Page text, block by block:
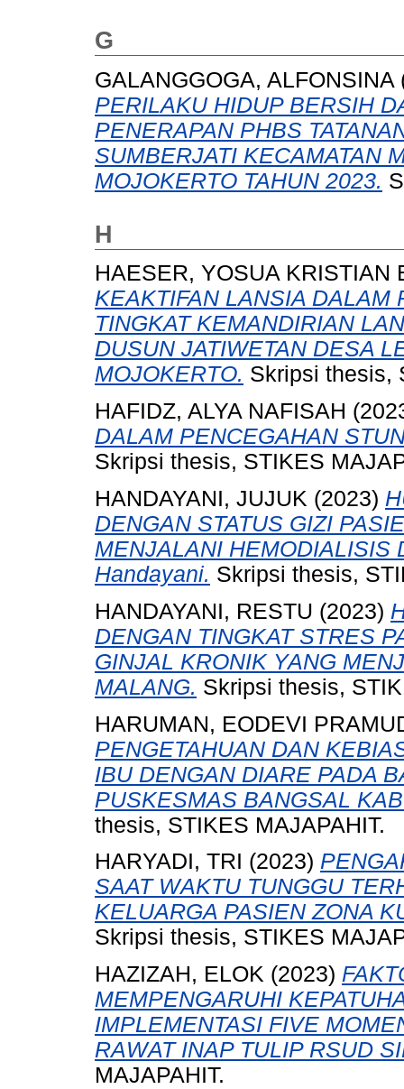
G
GALANGGOGA, ALFONSINA
PERILAKU HIDUP BERSIH
PENERAPAN PHBS
SUMBERJATI KECAMATAN
MOJOKERTO TAHUN 2023.
H
HAESER, YOSUA KRISTIAN
KEAKTIFAN LANSIA DALAM
TINGKAT KEMANDIRIAN
DUSUN JATIWETAN DESA
MOJOKERTO. Skripsi thesis,
HAFIDZ, ALYA NAFISAH
DALAM PENCEGAHAN
Skripsi thesis, STIKES
HANDAYANI, JUJUK (2023)
DENGAN STATUS GIZI
MENJALANI HEMODIALISIS
Handayani. Skripsi thesis,
HANDAYANI, RESTU (2023)
DENGAN TINGKAT STRES
GINJAL KRONIK YANG
MALANG. Skripsi thesis,
HARUMAN, EODEVI
PENGETAHUAN DAN
IBU DENGAN DIARE PADA
PUSKESMAS BANGSAL
thesis, STIKES MAJAPAHIT.
HARYADI, TRI (2023)
SAAT WAKTU TUNGGU
KELUARGA PASIEN ZONA
Skripsi thesis, STIKES
HAZIZAH, ELOK (2023)
MEMPENGARUHI
IMPLEMENTASI FIVE
RAWAT INAP TULIP RSUD
MAJAPAHIT.